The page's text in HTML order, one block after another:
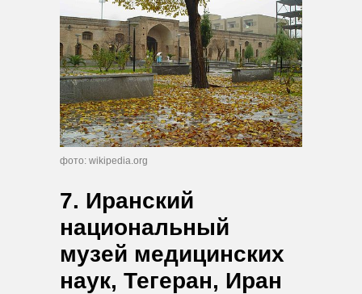
7. Иранский
национальный
музей медицинских
наук, Тегеран, Иран
фото: wikipedia.org